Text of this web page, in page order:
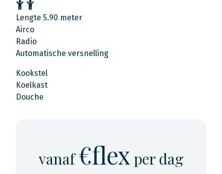
Lengte 5.90 meter
Airco
Radio
Automatische versnelling
Kookstel
Koelkast
Douche
vanaf€flex per dag